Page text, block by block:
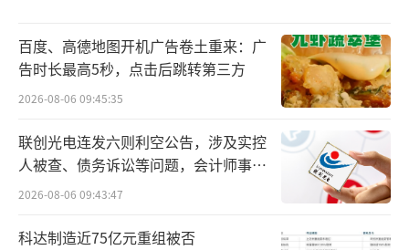
此前，美的集团相关人士曾表示“上市不
是为了募资”。在2023年度美的集团股东大会
上，美的集团高管称，去港股上市不是为了募
集资金，如果募集资金一年要分红200多亿元人
民币，少分红不就解决了资金问题，最根本的
百度、高德地图开机广告卷土重来：广
告时长最高5秒，点击后跳转第三方
2026-08-06 09:45:35
联创光电连发六则利空公告，涉及实控
人被查、债务诉讼等问题，会计师事务
所曾出具“保留意见”
2026-08-06 09:43:47
科达制造近75亿元重组被否